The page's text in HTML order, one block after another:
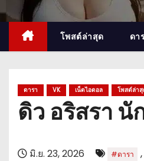
t
โพสต์ล่าสุด ดา
ดารา VK เน็ตไอดอล โพสต์ล่า
ดิว อริสรา
มิ.ย. 23, 2026 #ดารา ,